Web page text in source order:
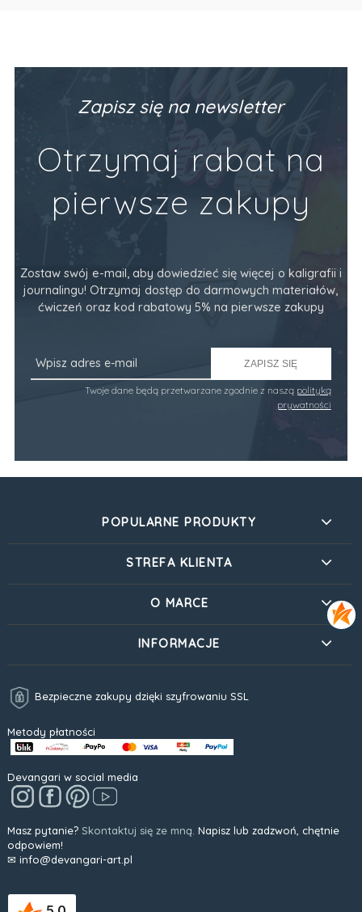
Zapisz się na newsletter
Otrzymaj rabat na
pierwsze zakupy
Zostaw swój e-mail, aby dowiedzieć się więcej o kaligrafii i
journalingu! Otrzymaj dostęp do darmowych materiałów,
ćwiczeń oraz kod rabatowy 5% na pierwsze zakupy
ZAPISZ SIĘ
Twoje dane będą przetwarzane zgodnie z naszą polityką
prywatności
POPULARNE PRODUKTY
STREFA KLIENTA
O MARCE
INFORMACJE
Bezpieczne zakupy dzięki szyfrowaniu SSL
Metody płatności
Devangari w social media
Masz pytanie? Skontaktuj się ze mną. Napisz lub zadzwoń, chętnie
odpowiem!
✉ info@devangari-art.pl